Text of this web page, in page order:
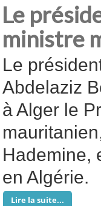
Le
ministre
Le
Abdelaziz
à Alger le
Hademine,
en Algérie.
Lire la suite...